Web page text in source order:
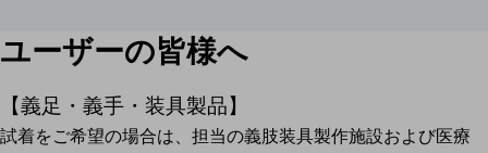
ユーザーの皆様へ
【義足・義手・装具製品】
試着をご希望の場合は、担当の義肢装具製作施設および医療